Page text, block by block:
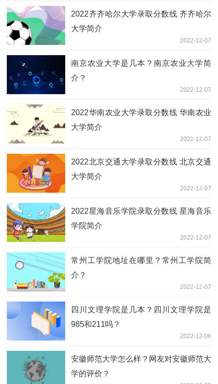
2022齐齐哈尔大学录取分数线 齐齐哈尔
大学简介
2022-12-07
南京农业大学是几本？南京农业大学简
介？
2022-12-07
2022华南农业大学录取分数线 华南农业
大学简介
2022-12-07
2022北京交通大学录取分数线 北京交通
大学简介
2022-12-07
2022星海音乐学院录取分数线 星海音乐
学院简介
2022-12-07
常州工学院地址在哪里？常州工学院简
介？
2022-12-07
四川文理学院是几本？四川文理学院是
985和211吗？
2022-12-06
安徽师范大学怎么样？网友对安徽师范大
学的评价？